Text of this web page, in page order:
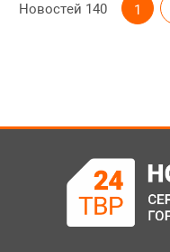
Новостей 140 1